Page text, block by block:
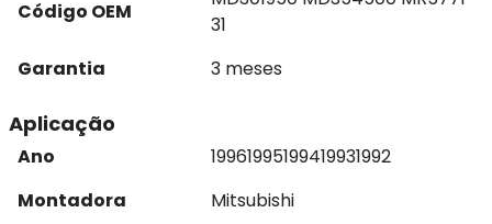
Código OEM
31
Garantia
3 meses
Aplicação
Ano 19961995199419931992
Montadora
Mitsubishi